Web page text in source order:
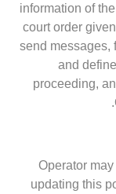
information of
court order
send messages,
and
proceeding,
Operator
updating this